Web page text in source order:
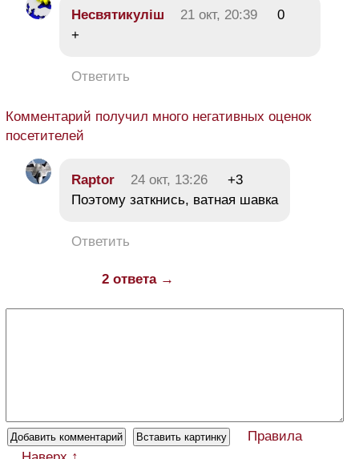
Несвятикуліш 21 окт, 20:39
0
+
Ответить
Комментарий получил много негативных оценок
посетителей
Raptor 24 окт, 13:26
+3
Поэтому заткнись, ватная шавка
Ответить
2 ответа →
Правила